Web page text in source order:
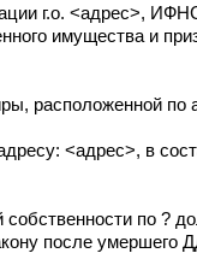
г.о. <адрес>,
имущества и
расположенной по
<адрес>, в
по ?
после